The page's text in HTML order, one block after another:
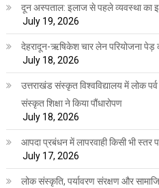
दून अस्पताल: इलाज से पहले व्यवस्था का
July 19, 2026
देहरादून-ऋषिकेश चार लेन परियोजना पेड़
July 18, 2026
उत्तराखंड संस्कृत विश्वविद्यालय में लोक
संस्कृत शिक्षा ने किया पौंधारोपण
July 18, 2026
आपदा प्रबंधन में लापरवाही किसी भी स्तर
July 17, 2026
लोक संस्कृति, पर्यावरण संरक्षण और